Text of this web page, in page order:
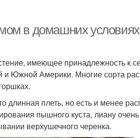
в домашних
имеющее принадлежность к
и Южной Америки. Многие сорта
длинная плеть, но есть и менее
пышного куста, лиану
верхушечного черенка.